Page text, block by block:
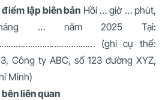
lập biên bản Hồi … giờ … phút,
… năm 2025 Tại:
(ghi cụ thể:
Công ty ABC, số 123 đường XYZ,
Minh)
liên quan